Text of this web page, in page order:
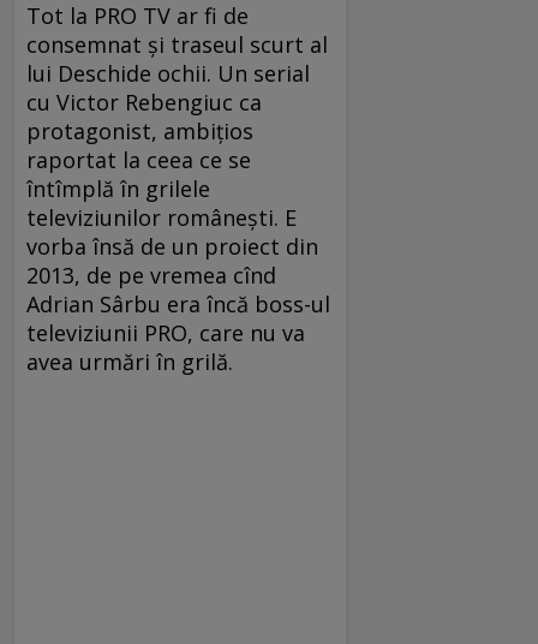
Tot la PRO TV ar fi de
consemnat și traseul scurt al
lui Deschide ochii. Un serial
cu Victor Rebengiuc ca
protagonist, ambițios
raportat la ceea ce se
întîmplă în grilele
televiziunilor românești. E
vorba însă de un proiect din
2013, de pe vremea cînd
Adrian Sârbu era încă boss-ul
televiziunii PRO, care nu va
avea urmări în grilă.